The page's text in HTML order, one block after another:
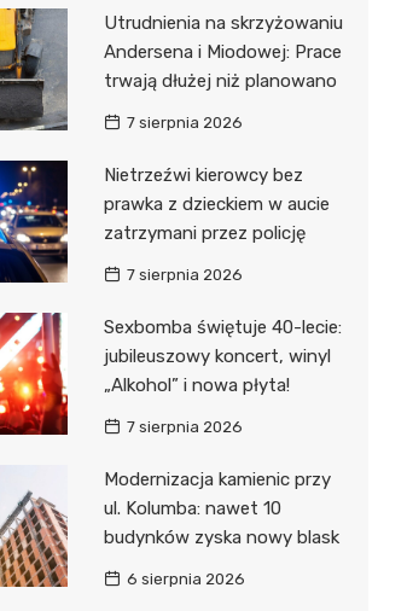
Utrudnienia na skrzyżowaniu
Andersena i Miodowej: Prace
trwają dłużej niż planowano
7 sierpnia 2026
Nietrzeźwi kierowcy bez
prawka z dzieckiem w aucie
zatrzymani przez policję
7 sierpnia 2026
Sexbomba świętuje 40-lecie:
jubileuszowy koncert, winyl
„Alkohol” i nowa płyta!
7 sierpnia 2026
Modernizacja kamienic przy
ul. Kolumba: nawet 10
budynków zyska nowy blask
6 sierpnia 2026